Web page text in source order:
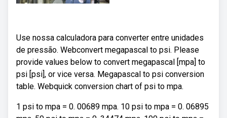
Use nossa calculadora para converter entre unidades
de pressão. Webconvert megapascal to psi. Please
provide values below to convert megapascal [mpa] to
psi [psi], or vice versa. Megapascal to psi conversion
table. Webquick conversion chart of psi to mpa.
1 psi to mpa = 0. 00689 mpa. 10 psi to mpa = 0. 06895